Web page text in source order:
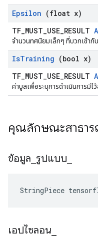
Epsilon (float x)
TF_MUST_USE_RESULT
จำนวนทศนิยมเล็กๆ ที่บวกเข้า
IsTraining (bool x)
TF_MUST_USE_RESULT
ค่าบูลเพื่อระบุการดำเนินการมี
คุณลักษณะสาธา
ข้อมูล รูปแบบ
StringPiece
เอปไซลอน